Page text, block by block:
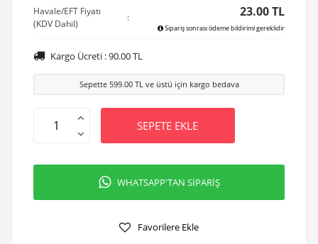
Havale/EFT Fiyatı
(KDV Dahil)
: 23.00 TL
Sipariş sonrası ödeme bildirimi gereklidir
Kargo Ücreti :90.00TL
Sepette 599.00TL ve üstü için kargo bedava
SEPETE EKLE
WHATSAPP'TAN SİPARİŞ
Favorilere Ekle